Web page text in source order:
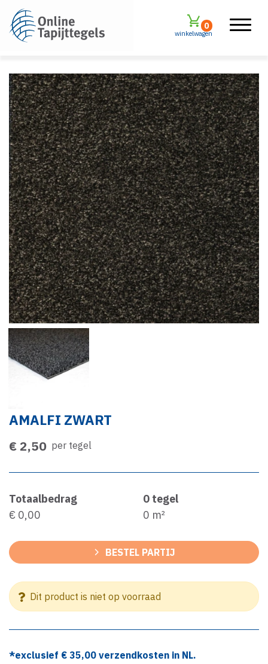
winkelwagen
0
AMALFI ZWART
€ 2,50 per tegel
Totaalbedrag
€ 0,00
0 tegel
0 m²
BESTEL PARTIJ
Dit product is niet op voorraad
*exclusief € 35,00 verzendkosten in NL.